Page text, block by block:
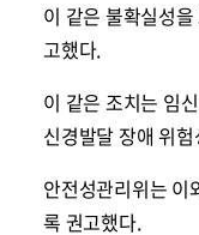
이 같은 불확실성
고했다.
이 같은 조치는 임
신경발달 장애 위
안전성관리위는 이
록 권고했다.